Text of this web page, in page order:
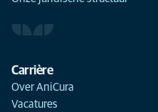
Carrière
Over AniCura
Vacatures